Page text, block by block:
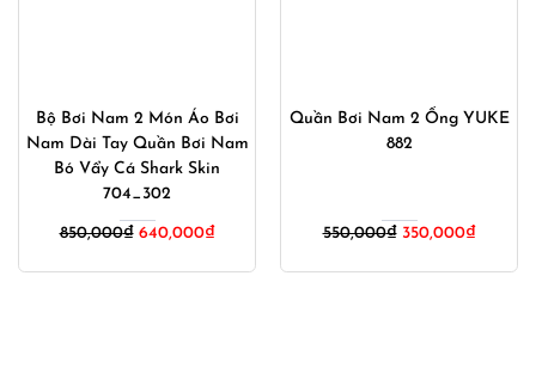
Bộ Bơi Nam 2 Món Áo Bơi
Nam Dài Tay Quần Bơi Nam
Bó Vẩy Cá Shark Skin
704_302
850,000₫ 640,000₫
Quần Bơi Nam 2 Ống YUKE
882
550,000₫ Giá
350,000₫Giá